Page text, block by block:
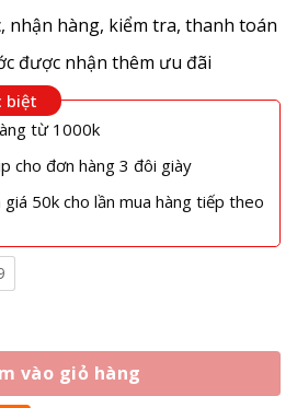
nhận hàng, kiểm tra, thanh toán
được nhận thêm ưu đãi
biệt
từ 1000k
cho đơn hàng 3 đôi giày
50k cho lần mua hàng tiếp theo
- Giày Dr Martens Nữ Trắng
vào giỏ hàng